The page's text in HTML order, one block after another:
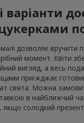
варіанти
цукерками
дозволяє вручити
момент. Квіти
вигляд, а весь
приїжджає
свята. Можна
в найближчий
якщо солодкий